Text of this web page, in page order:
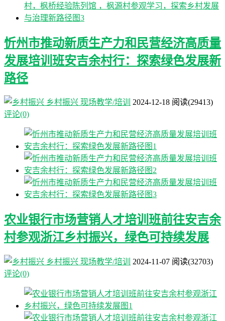
忻州市推动新质生产力和民营经济高质量
发展培训班安吉余村行：探索绿色发展新
路径
乡村振兴 现场教学/培训 2024-12-18 阅读(29413)
评论(0)
农业银行市场营销人才培训班前往安吉余
村参观浙江乡村振兴，绿色可持续发展
乡村振兴 现场教学/培训 2024-11-07 阅读(32703)
评论(0)